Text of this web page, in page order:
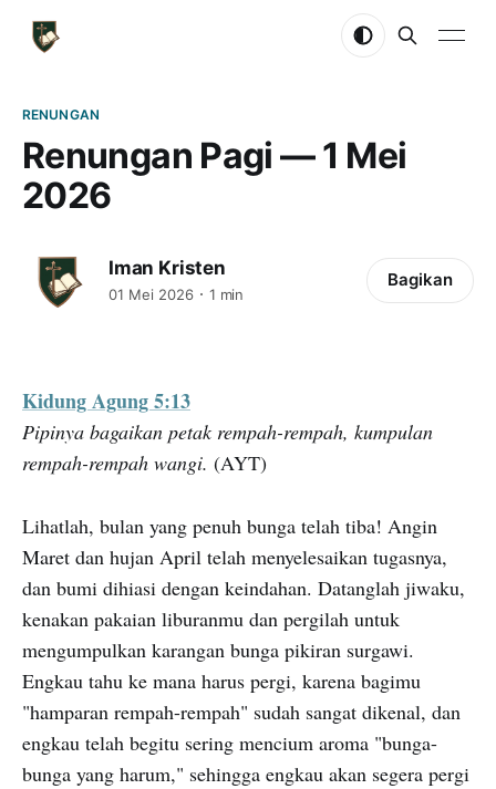
RENUNGAN
Renungan Pagi — 1 Mei
2026
Iman Kristen
01 Mei 2026 1 min
Bagikan
Kidung Agung 5:13
Pipinya bagaikan petak rempah-rempah, kumpulan
rempah-rempah wangi. (AYT)
Lihatlah, bulan yang penuh bunga telah tiba! Angin
Maret dan hujan April telah menyelesaikan tugasnya,
dan bumi dihiasi dengan keindahan. Datanglah jiwaku,
kenakan pakaian liburanmu dan pergilah untuk
mengumpulkan karangan bunga pikiran surgawi.
Engkau tahu ke mana harus pergi, karena bagimu
"hamparan rempah-rempah" sudah sangat dikenal, dan
engkau telah begitu sering mencium aroma "bunga-
bunga yang harum," sehingga engkau akan segera pergi